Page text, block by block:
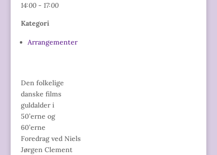
14:00 - 17:00
Kategori
Arrangementer
Den folkelige
danske films
guldalder i
50’erne og
60’erne
Foredrag ved Niels
Jørgen Clement